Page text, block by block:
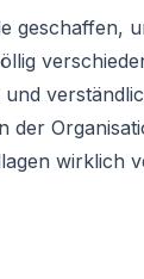
geschaffen,
der
wirklich